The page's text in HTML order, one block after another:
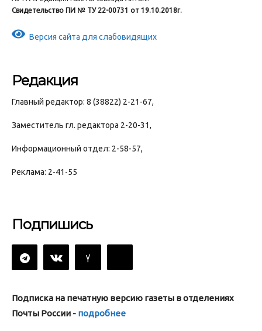
Свидетельство ПИ № ТУ 22-00731 от 19.10.2018г.
Версия сайта для слабовидящих
Редакция
Главный редактор: 8 (38822) 2-21-67,
Заместитель гл. редактора 2-20-31,
Информационный отдел: 2-58-57,
Реклама: 2-41-55
Подпишись
Подписка на печатную версию газеты в отделениях
Почты России - подробнее